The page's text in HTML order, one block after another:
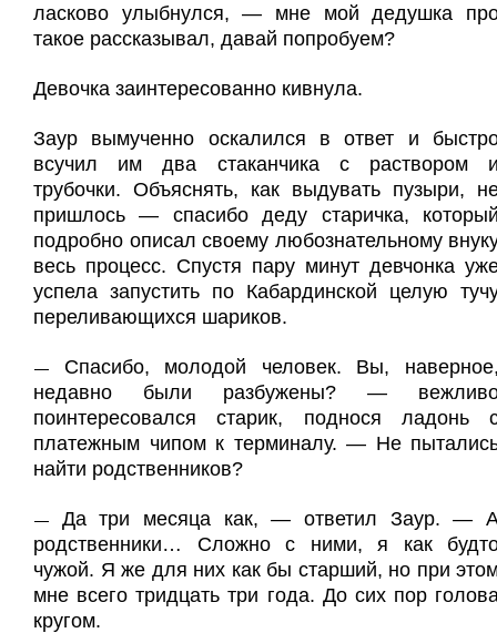
ласково улыбнулся, — мне мой дедушка
такое рассказывал, давай попробуем?
Девочка заинтересованно кивнула.
Заур вымученно оскалился в ответ и
всучил им два стаканчика с раствором
трубочки. Объяснять, как выдувать пузыри,
пришлось — спасибо деду старичка,
подробно описал своему любознательному
весь процесс. Спустя пару минут девчонка
успела запустить по Кабардинской целую
переливающихся шариков.
— Спасибо, молодой человек. Вы,
недавно были разбужены? —
поинтересовался старик, поднося ладонь
платежным чипом к терминалу. — Не
найти родственников?
— Да три месяца как, — ответил Заур. —
родственники… Сложно с ними, я как
чужой. Я же для них как бы старший, но при
мне всего тридцать три года. До сих пор
кругом.